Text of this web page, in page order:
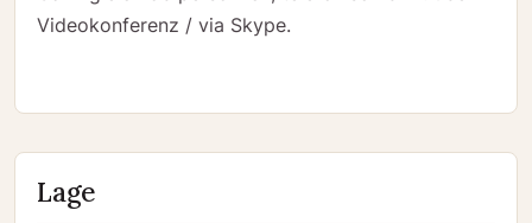
Videokonferenz / via Skype.
Lage